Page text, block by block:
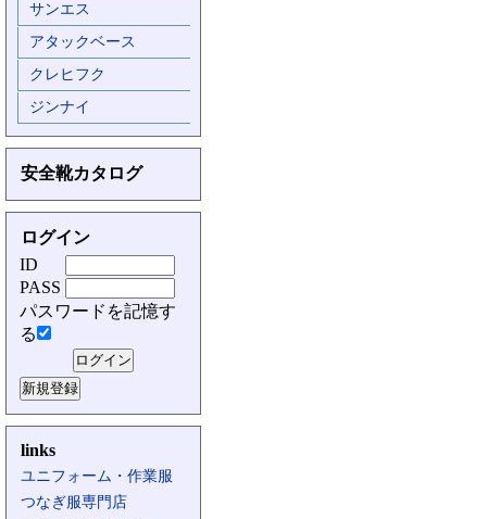
サンエス
アタックベース
クレヒフク
ジンナイ
安全靴カタログ
ログイン
ID
PASS
パスワードを記憶す
る
links
ユニフォーム・作業服
つなぎ服専門店